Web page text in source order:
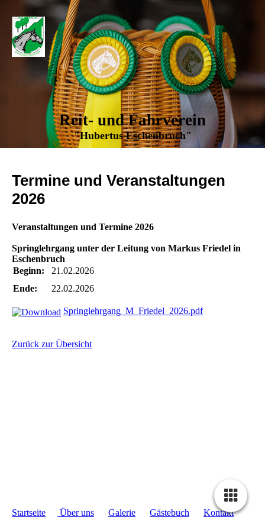
Reit- und Fahrverein
"Hubertus Eschenbruch"
Termine und Veranstaltungen
2026
Veranstaltungen und Termine 2026
Springlehrgang unter der Leitung von Markus Friedel in
Eschenbruch
Beginn:
21.02.2026
Ende:
22.02.2026
Springlehrgang_M_Friedel_2026.pdf
Zurück zur Übersicht
Startseite Über uns Galerie Gästebuch Kontakt